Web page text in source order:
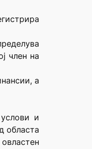
член на
а
и
областа